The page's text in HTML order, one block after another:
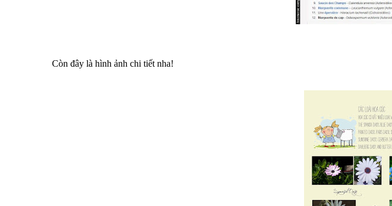
Còn đây là hình ảnh chi tiết nha!